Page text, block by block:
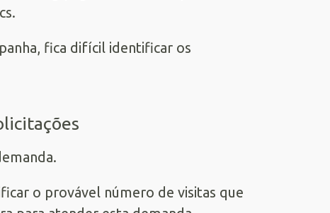
fica difícil identificar os
o provável número de visitas que